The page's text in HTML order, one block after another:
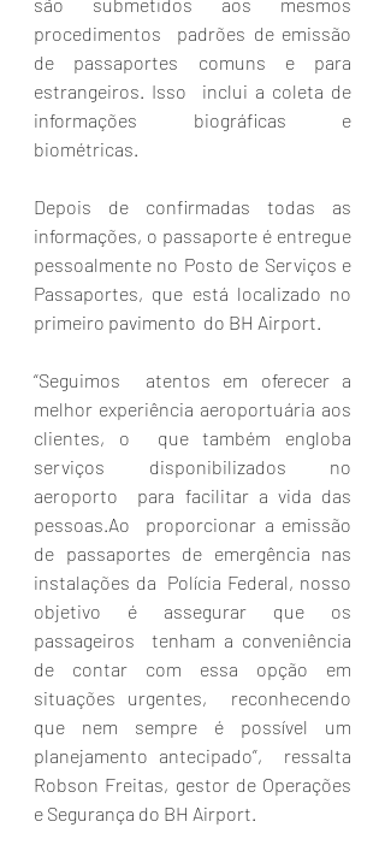
procedimentos  padrões de emissão
de passaportes comuns e para
estrangeiros. Isso  inclui a coleta de
informações biográficas e
biométricas.
Depois de confirmadas todas as
informações, o passaporte é entregue
pessoalmente no Posto de Serviços e
Passaportes, que está localizado no
primeiro pavimento  do BH Airport.
“Seguimos  atentos em oferecer a
melhor experiência aeroportuária aos
clientes, o  que também engloba
serviços disponibilizados no
aeroporto  para facilitar a vida das
pessoas.Ao  proporcionar a emissão
de passaportes de emergência nas
instalações da  Polícia Federal, nosso
objetivo é assegurar que os
passageiros  tenham a conveniência
de contar com essa opção em
situações urgentes,  reconhecendo
que nem sempre é possível um
planejamento antecipado”,  ressalta
Robson Freitas, gestor de Operações
e Segurança do BH Airport.